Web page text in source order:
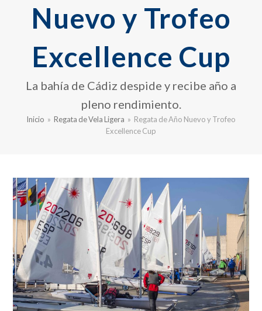
Nuevo y Trofeo
Excellence Cup
La bahía de Cádiz despide y recibe año a
pleno rendimiento.
Inicio » Regata de Vela Ligera » Regata de Año Nuevo y Trofeo
Excellence Cup